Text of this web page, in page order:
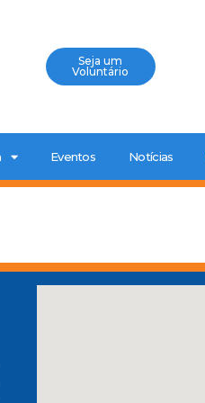
Seja um
Voluntário
Eventos Notícias